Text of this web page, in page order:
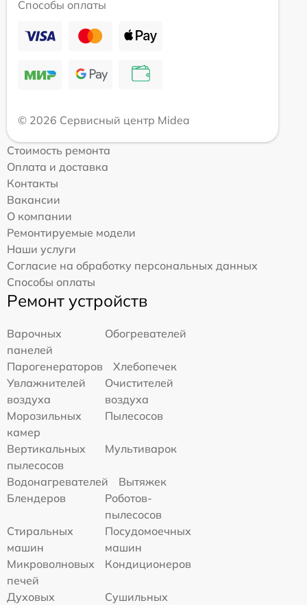
Способы оплаты
© 2026 Сервисный центр Midea
Стоимость ремонта
Оплата и доставка
Контакты
Вакансии
О компании
Ремонтируемые модели
Наши услуги
Согласие на обработку персональных данных
Способы оплаты
Ремонт устройств
Варочных
панелей
Обогревателей
Парогенераторов
Хлебопечек
Увлажнителей
воздуха
Очистителей
воздуха
Морозильных
камер
Пылесосов
Вертикальных
пылесосов
Мультиварок
Водонагревателей
Вытяжек
Блендеров
Роботов-
пылесосов
Стиральных
машин
Посудомоечных
машин
Микроволновых
печей
Кондиционеров
Духовых
Сушильных